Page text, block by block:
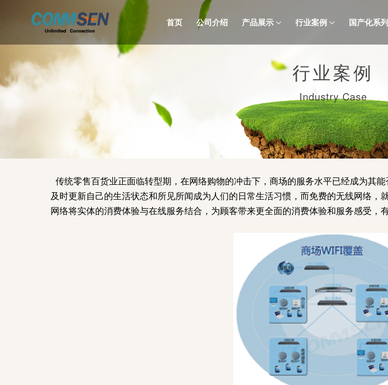
首页 公司介绍 产品展示 行业案例 国产化系列
行业案例
Industry Case
传统零售百货业正面临转型期，在网络购物的冲击下，商场的服务水平已经成为其
及时更新自己的生活状态和所见所闻成为人们的日常生活习惯，而免费的无线网络
网络将实体的消费体验与在线服务结合，为顾客带来更全面的消费体验和服务感受，